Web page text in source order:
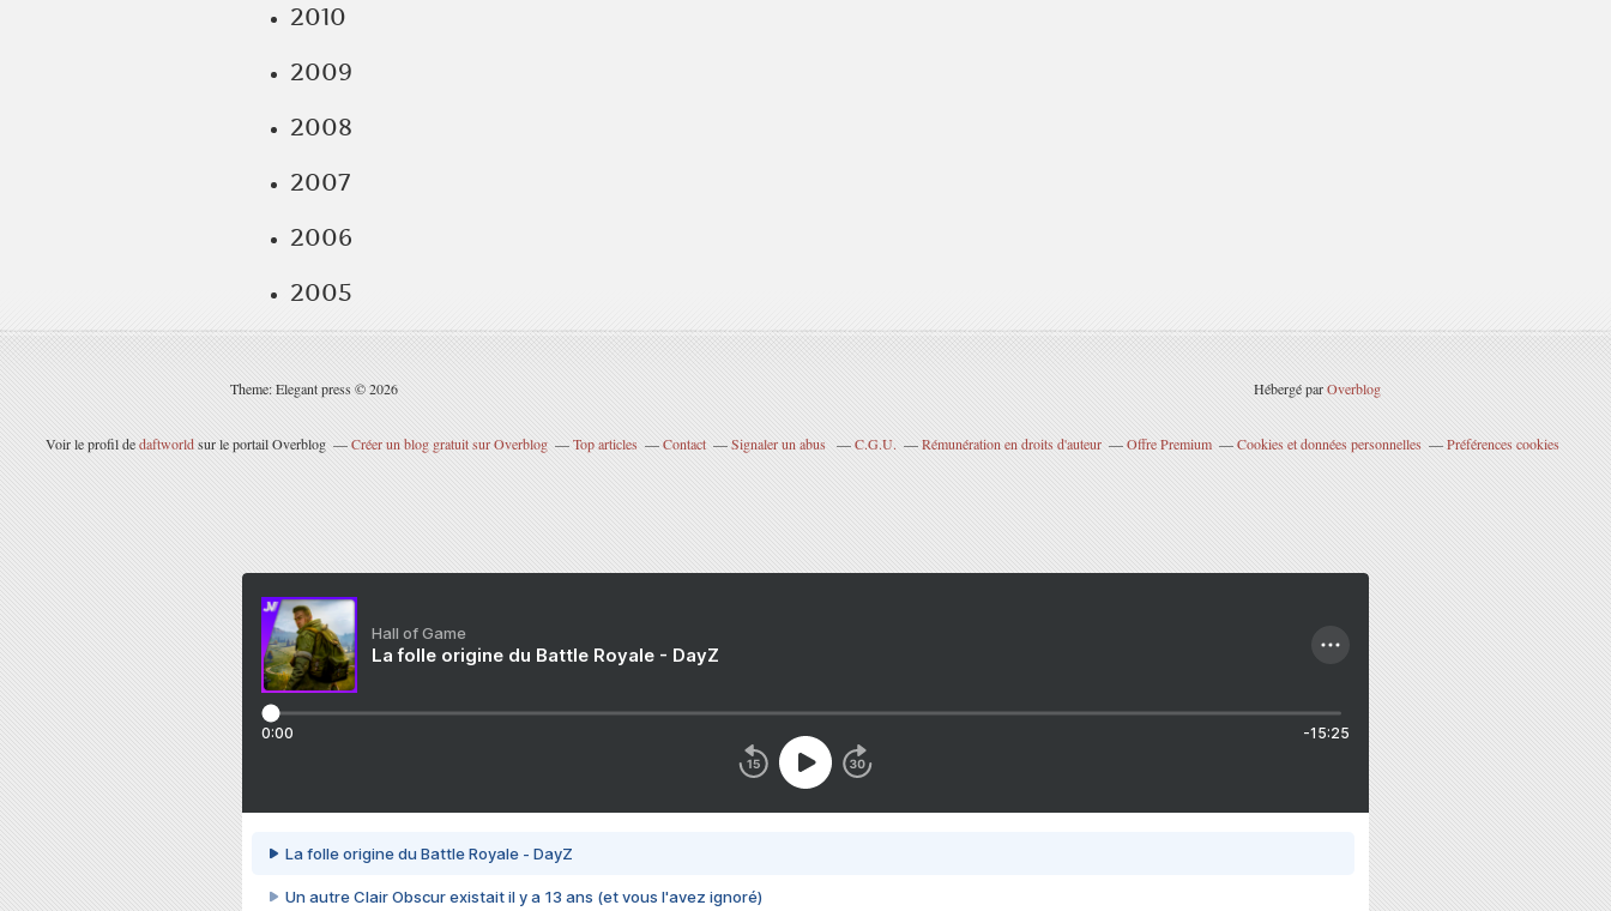
2010
2009
2008
2007
2006
2005
Theme: Elegant press © 2026 Hébergé parOverblog
Voir le profil dedaftworldsur le portail Overblog Créer un blog gratuit sur Overblog Top articles Contact Signaler un abus C.G.U. Rémunération en droits d'auteur Offre Premium Cookies et données personnelles Préférences cookies
Hall of Game
La folle origine du Battle Royale - DayZ
0:00 -15:25
La folle origine du Battle Royale - DayZ
Un autre Clair Obscur existait il y a 13 ans (et vous l'avez ignoré)